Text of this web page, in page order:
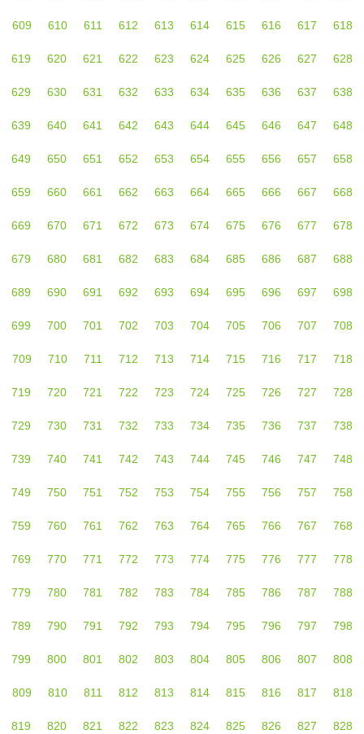
609 610 611 612 613 614 615 616 617 618
619 620 621 622 623 624 625 626 627 628
629 630 631 632 633 634 635 636 637 638
639 640 641 642 643 644 645 646 647 648
649 650 651 652 653 654 655 656 657 658
659 660 661 662 663 664 665 666 667 668
669 670 671 672 673 674 675 676 677 678
679 680 681 682 683 684 685 686 687 688
689 690 691 692 693 694 695 696 697 698
699 700 701 702 703 704 705 706 707 708
709 710 711 712 713 714 715 716 717 718
719 720 721 722 723 724 725 726 727 728
729 730 731 732 733 734 735 736 737 738
739 740 741 742 743 744 745 746 747 748
749 750 751 752 753 754 755 756 757 758
759 760 761 762 763 764 765 766 767 768
769 770 771 772 773 774 775 776 777 778
779 780 781 782 783 784 785 786 787 788
789 790 791 792 793 794 795 796 797 798
799 800 801 802 803 804 805 806 807 808
809 810 811 812 813 814 815 816 817 818
819 820 821 822 823 824 825 826 827 828